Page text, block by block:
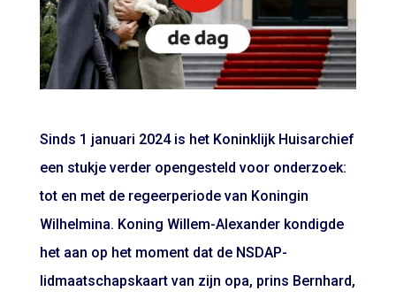
Sinds 1 januari 2024 is het Koninklijk Huisarchief
een stukje verder opengesteld voor onderzoek:
tot en met de regeerperiode van Koningin
Wilhelmina. Koning Willem-Alexander kondigde
het aan op het moment dat de NSDAP-
lidmaatschapskaart van zijn opa, prins Bernhard,